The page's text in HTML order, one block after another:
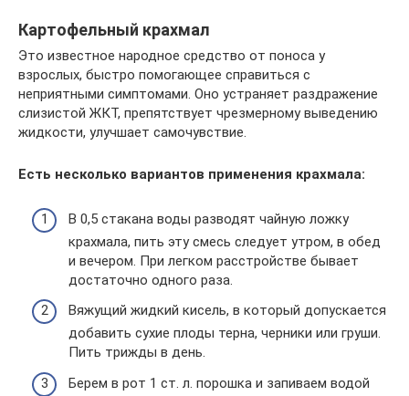
Картофельный крахмал
Это известное народное средство от поноса у
взрослых, быстро помогающее справиться с
неприятными симптомами. Оно устраняет раздражение
слизистой ЖКТ, препятствует чрезмерному выведению
жидкости, улучшает самочувствие.
Есть несколько вариантов применения крахмала:
В 0,5 стакана воды разводят чайную ложку
крахмала, пить эту смесь следует утром, в обед
и вечером. При легком расстройстве бывает
достаточно одного раза.
Вяжущий жидкий кисель, в который допускается
добавить сухие плоды терна, черники или груши.
Пить трижды в день.
Берем в рот 1 ст. л. порошка и запиваем водой